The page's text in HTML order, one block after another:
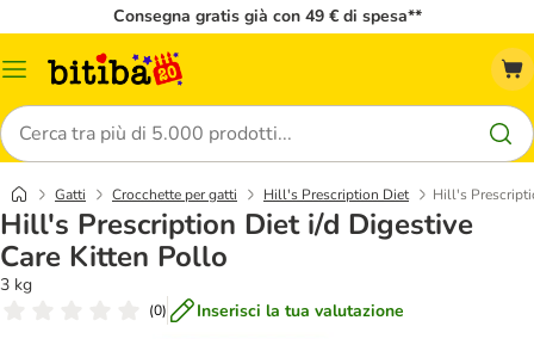
Consegna gratis già con 49 € di spesa**
Overview
Cerca
Gatti Crocchette per gatti Hill's Prescription Diet Hill's
Hill's Prescription Diet i/d Digestive
Care Kitten Pollo
3 kg
(0) Inserisci la tua valutazione